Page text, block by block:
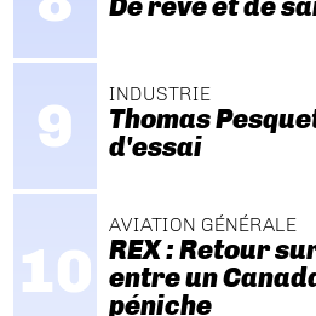
De rêve et de
INDUSTRIE
Thomas
d'essai
AVIATION GÉNÉRALE
REX : Retour
entre un
péniche